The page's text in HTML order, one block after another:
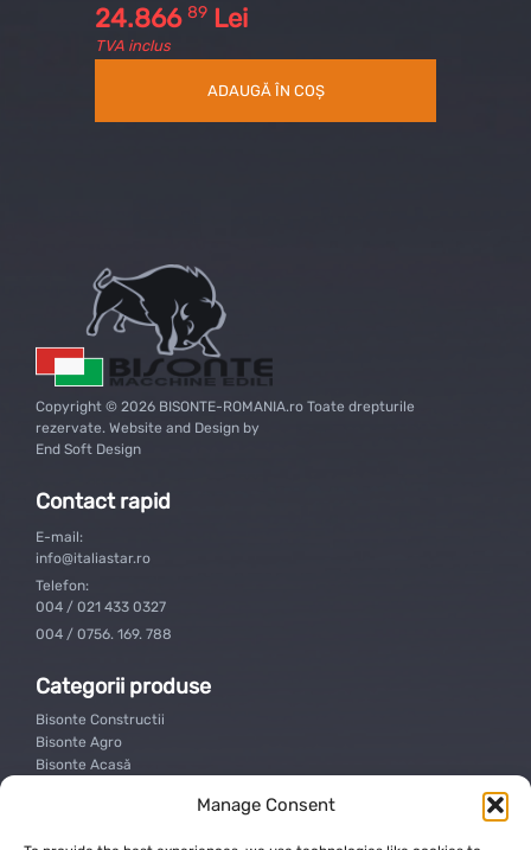
Manage Consent
24.866 89 Lei
TVA inclus
ADAUGĂ ÎN COȘ
Copyright © 2026 BISONTE-ROMANIA.ro Toate drepturile
rezervate. Website and Design by
End Soft Design
Contact rapid
E-mail:
info@italiastar.ro
Telefon:
004 / 021 433 0327
004 / 0756. 169. 788
Categorii produse
Bisonte Constructii
Bisonte Agro
Bisonte Acasă